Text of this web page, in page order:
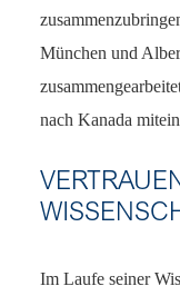
München und
nach Kanada
Im Laufe seiner